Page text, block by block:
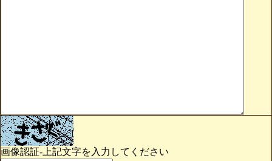
画像認証-上記文字を入力してください